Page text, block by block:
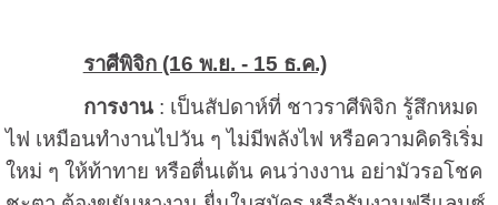
ราศีพิจิก (16 พ.ย. - 15 ธ.ค.)
การงาน: เป็นสัปดาห์ที่ ชาวราศีพิจิก รู้สึกหมด
ไฟ เหมือนทำงานไปวัน ๆ ไม่มีพลังไฟ หรือความคิดริเริ่ม
ใหม่ ๆ ให้ท้าทาย หรือตื่นเต้น คนว่างงาน อย่ามัวรอโชค